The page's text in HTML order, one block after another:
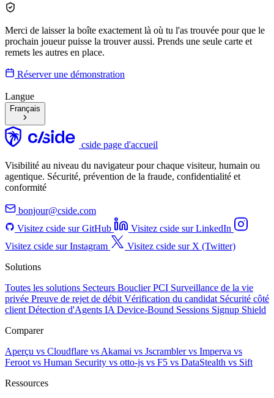
Merci de laisser la boîte exactement là où tu l'as trouvée pour que le
prochain joueur puisse la trouver aussi. Prends une seule carte et
remets les autres en place.
Réserver une démonstration
Langue
Français
cside page d'accueil
Visibilité au niveau du navigateur pour chaque visiteur, humain ou
agentique. Sécurité, prévention de la fraude, confidentialité et
conformité
bonjour@cside.com
Visitez cside sur GitHub
Visitez cside sur LinkedIn
Visitez cside sur Instagram
Visitez cside sur X (Twitter)
Solutions
Toutes les solutions Secteurs Bouclier PCI Surveillance de la vie
privée Preuve de rejet de débit Vérification du candidat Sécurité côté
client Détection d'Agents IA Device-Bound Sessions Signup Shield
Comparer
Aperçu vs Cloudflare vs Akamai vs Jscramblervs Imperva vs
Feroot vs Human Security vs otto-js vs F5 vs DataStealth vs Sift
Ressources